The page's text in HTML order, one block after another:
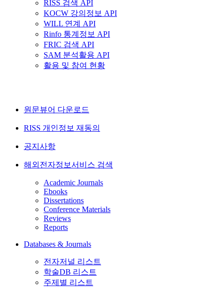
RISS 검색 API
KOCW 강의정보 API
WILL 연계 API
Rinfo 통계정보 API
FRIC 검색 API
SAM 분석활용 API
활용 및 참여 현황
원문뷰어 다운로드
RISS 개인정보 재동의
공지사항
해외전자정보서비스 검색
Academic Journals
Ebooks
Dissertations
Conference Materials
Reviews
Reports
Databases & Journals
전자저널 리스트
학술DB 리스트
주제별 리스트